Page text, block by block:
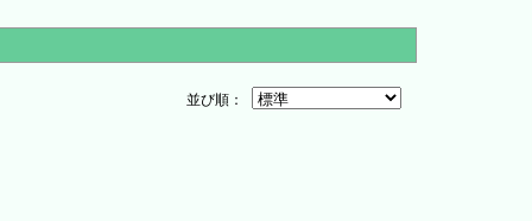
並び順：